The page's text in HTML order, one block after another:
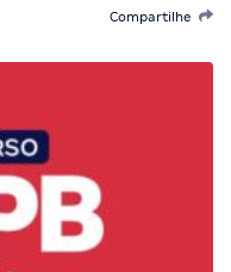
Compartilhe